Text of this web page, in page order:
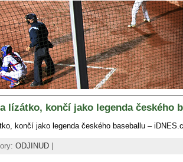
lízátko, končí jako legenda českého
končí jako legenda českého baseballu –
ODJINUD |